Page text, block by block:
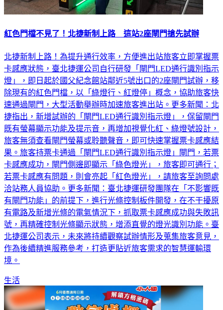
紅色門檔不見了！北捷新制上路 這站2座閘門搶先試辦
北捷新制上路！為提升通行效率，方便進出站旅客立即掌握票
卡感應狀態，臺北捷運公司自行研發「閘門LED通行識別指示
燈」，即日起於國父紀念館站鄰近5號出口的2座閘門試辦，移
除現有的紅色門檔，以「綠燈行、紅燈停」概念，協助旅客快
速通過閘門，大型活動舉辦時加速旅客進出站。更多新聞：北
捷指出，新增試辦的「閘門LED通行識別指示燈」，保留閘門
既有螢幕顯示功能及提示音，再增加視覺化紅、綠燈號設計，
旅客無須查看閘門螢幕或聆聽聲音，即可快速掌握票卡感應結
果。旅客持票卡通過「閘門LED通行識別指示燈」閘門，若票
卡感應成功，閘門側邊即顯示「綠色燈光」，旅客即可通行；
若票卡感應有問題，則會亮起「紅色燈光」，請旅客至詢問處
洽站務人員協助。更多新聞：臺北捷運研發團隊在「不影響既
有閘門功能」的前提下，進行光條控制板件開發，在不干擾原
有電路及新增光條的電氣情況下，抓取票卡感應成功與失敗訊
號，再精確控制光條顯示狀態，增添直覺的燈光識別功能。臺
北捷運公司表示，未來將持續觀察試辦情形及蒐集旅客意見，
作為後續精進服務參考，打造更貼近旅客需求的智慧運輸環
境。
生活